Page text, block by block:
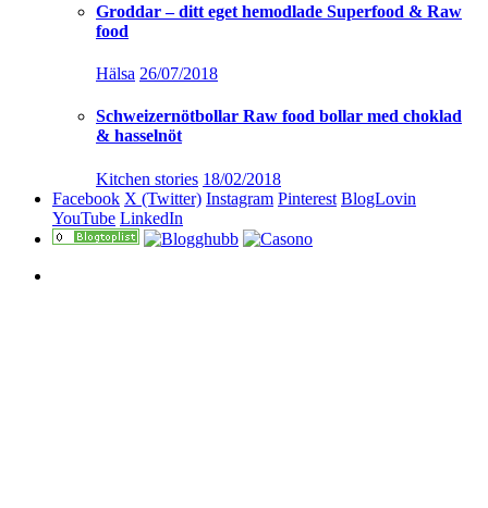
Groddar – ditt eget hemodlade Superfood & Raw
food
Hälsa 26/07/2018
Schweizernötbollar Raw food bollar med choklad
& hasselnöt
Kitchen stories 18/02/2018
Facebook X (Twitter) Instagram Pinterest BlogLovin
YouTube LinkedIn